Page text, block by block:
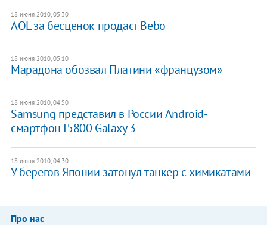
18 июня 2010, 05:30
AOL за бесценок продаст Bebo
18 июня 2010, 05:10
Марадона обозвал Платини «французом»
18 июня 2010, 04:50
Samsung представил в России Android-
смартфон I5800 Galaxy 3
18 июня 2010, 04:30
У берегов Японии затонул танкер с химикатами
Про нас